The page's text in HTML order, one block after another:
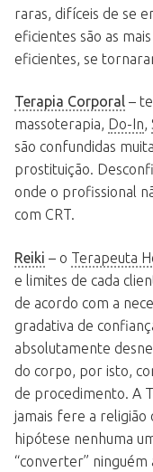
raras, difíceis de se
eficientes são as
eficientes, se
Terapia Corporal –
massoterapia, Do-In,
são confundidas
prostituição.
onde o profissional
com CRT.
Reiki – o Terapeuta
e limites de cada
de acordo com a
gradativa de
absolutamente
do corpo, por isto,
de procedimento. A
jamais fere a religião
hipótese nenhuma
“converter” ninguém